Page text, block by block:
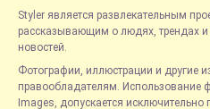
Styler является развлекательным
рассказывающим о людях, трендах и
новостей.
Фотографии, иллюстрации и другие
правообладателям. Использование
Images, допускается